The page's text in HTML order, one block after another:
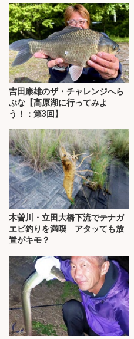
吉田康雄のザ・チャレンジへら
ぶな【高原湖に行ってみよ
う！：第3回】
木曽川・立田大橋下流でテナガ
エビ釣りを満喫 アタッても放
置がキモ？